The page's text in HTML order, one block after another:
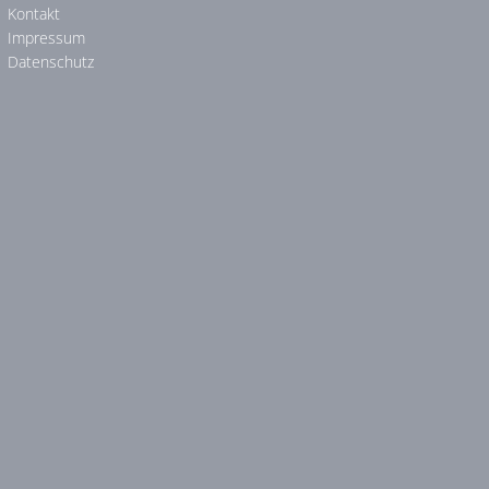
Kontakt
Impressum
Datenschutz